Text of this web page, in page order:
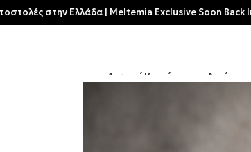
Αρχική Κατάστημα Αρώματα
Ελλάδα | Meltemia Exclusive Soon Back In Stock